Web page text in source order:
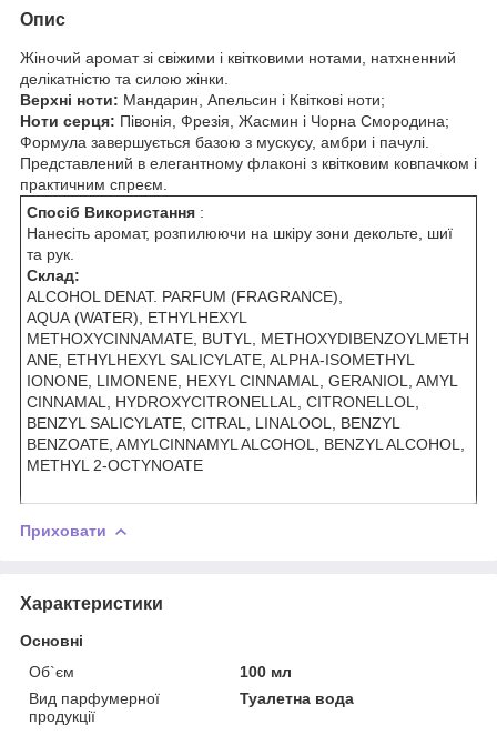
Опис
Жіночий аромат зі свіжими і квітковими нотами, натхненний
делікатністю та силою жінки.
Верхні ноти: Мандарин, Апельсин і Квіткові ноти;
Ноти серця: Півонія, Фрезія, Жасмин і Чорна Смородина;
Формула завершується базою з мускусу, амбри і пачулі.
Представлений в елегантному флаконі з квітковим ковпачком і
практичним спреєм.
Спосіб Використання :
Нанесіть аромат, розпилюючи на шкіру зони декольте, шиї
та рук.
Склад:
ALCOHOL DENAT. PARFUM (FRAGRANCE),
AQUA (WATER), ETHYLHEXYL
METHOXYCINNAMATE, BUTYL, METHOXYDIBENZOYLMETH
ANE, ETHYLHEXYL SALICYLATE, ALPHA-ISOMETHYL
IONONE, LIMONENE, HEXYL CINNAMAL, GERANIOL, AMYL
CINNAMAL, HYDROXYCITRONELLAL, CITRONELLOL,
BENZYL SALICYLATE, CITRAL, LINALOOL, BENZYL
BENZOATE, AMYLCINNAMYL ALCOHOL, BENZYL ALCOHOL,
METHYL 2-OCTYNOATE
Приховати
Характеристики
Основні
Об`єм
100 мл
Вид парфумерної
продукції
Туалетна вода